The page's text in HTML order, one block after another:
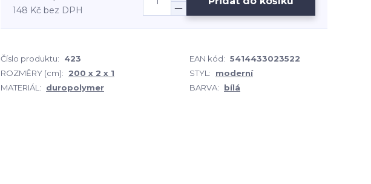
148 Kč bez DPH
Číslo produktu: 423 EAN kód: 5414433023522
ROZMĚRY (cm):
200 x 2 x 1 STYL:
moderní
MATERIÁL:
duropolymer BARVA: bílá